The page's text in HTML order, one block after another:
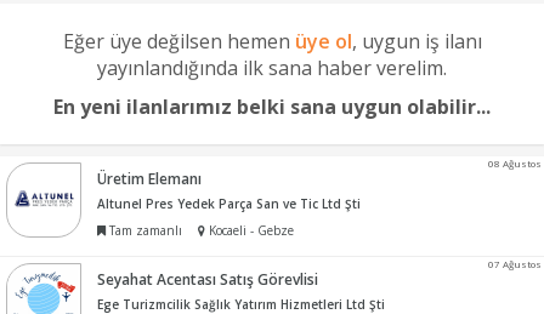
Eğer üye değilsen hemen üye ol, uygun iş ilanı
yayınlandığında ilk sana haber verelim.
En yeni ilanlarımız belki sana uygun olabilir...
08 Ağustos
Üretim Elemanı
Altunel Pres Yedek Parça San ve Tic Ltd Şti
Tam zamanlı
Kocaeli - Gebze
07 Ağustos
Seyahat Acentası Satış Görevlisi
Ege Turizmcilik Sağlık Yatırım Hizmetleri Ltd Şti